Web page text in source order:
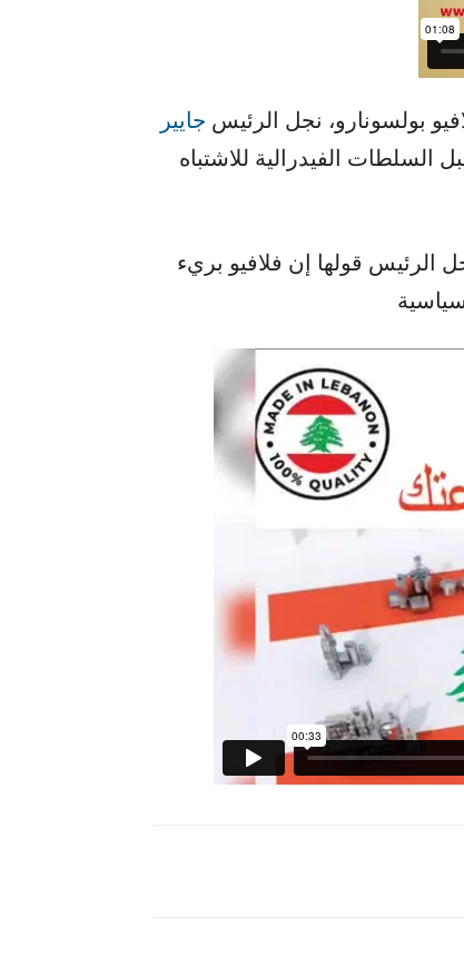
بولسونارو، نجل الرئيس جايير
الفيدرالية للاشتباه
الرئيس قولها إن فلافيو بريء